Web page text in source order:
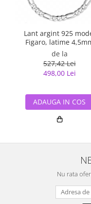
Lant argint 925
Figaro, latime
de la
527,42 Lei
498,00 Lei
ADAUGA IN COS
Nu rata